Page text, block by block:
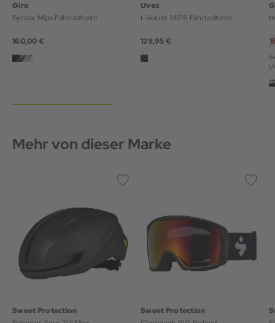
Giro
Syntax Mips Fahrradhelm
160,00 €
Uvex
I-Volute MIPS Fahrradhelm
129,95 €
Mehr von dieser Marke
Sweet Protection
Sweet Protection